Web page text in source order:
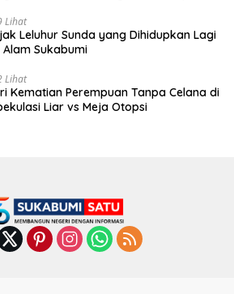
Lihat
Leluhur Sunda yang Dihidupkan Lagi
Sukabumi
Lihat
Kematian Perempuan Tanpa Celana di
Liar vs Meja Otopsi